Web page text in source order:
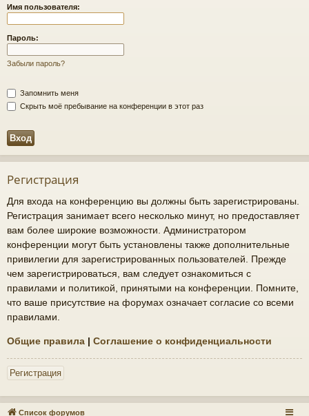
и
Имя пользователя:
Пароль:
Забыли пароль?
Запомнить меня
Скрыть моё пребывание на конференции в этот раз
Регистрация
Для входа на конференцию вы должны быть зарегистрированы.
Регистрация занимает всего несколько минут, но предоставляет
вам более широкие возможности. Администратором
конференции могут быть установлены также дополнительные
привилегии для зарегистрированных пользователей. Прежде
чем зарегистрироваться, вам следует ознакомиться с
правилами и политикой, принятыми на конференции. Помните,
что ваше присутствие на форумах означает согласие со всеми
правилами.
Общие правила | Соглашение о конфиденциальности
Регистрация
Список форумов